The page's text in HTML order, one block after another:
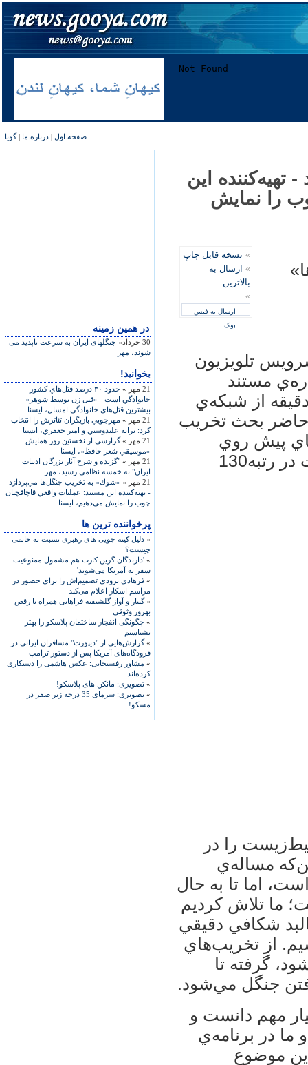
صفحه اول | درباره ما |گویا
در همين زمينه
30 خرداد»
جنگلهای ایران به سرعت ناپدید می
شوند، مهر
بخوانید!
21 مهر »
حدود ۳۰ درصد قتل‌هاي كشور
خانوادگي است - «قتل زن توسط شوهر»
بيشترين قتل‌هاي خانوادگي امسال، ايسنا
21 مهر »
مهرجويي بازيگران تئاترش را انتخاب
كرد: ترانه عليدوستي و امير جعفري، ايسنا
21 مهر »
گزارشي از نخستين روز همايش
«موسيقي شعر حافظ»، ايسنا
21 مهر »
"گزیده و شرح آثار بزرگان ادبیات
ایران" به خمسه نظامی رسید، مهر
21 مهر »
«شوك» به تخريب جنگل‌ها مي‌پردازد‌
- تهيه‌كننده اين مستند: عمليات واقعي قاچاقچيان
چوب را نمايش مي‌دهيم، ايسنا
پرخواننده ترین ها
» دلیل کینه جویی های رهبری نسبت به خاتمی
چیست؟
» 'دارندگان گرین کارت هم مشمول ممنوعیت
سفر به آمریکا می‌شوند'
» فرهادی بزودی تصمیم‌اش را برای حضور در
مراسم اسکار اعلام می‌کند
»گیتار و آواز گلشیفته فراهانی همراه با رقص
بهروز وثوقی
» چگونگی انفجار ساختمان پلاسکو را بهتر
بشناسیم
»گزارش‌هایی از "دیپورت" مسافران ایرانی در
فرودگاه‌های آمریکا پس از دستور ترامپ
» مشاور رفسنجانی: عکس هاشمی را دستکاری
کرده‌اند
» تصویری: مانکن های پلاسکو!
»
تصویری: سرمای 35 درجه زیر صفر در
مسکو!
اين
را نمايش
» نسخه قابل چاپ
» ارسال به
بالاترین
»
ارسال به فیس
بوک
تلويزيون
مستند
كه پنج‌شنبه‌ها ساعت 22 و 30 دقيقه از شبكه‌ي
بحث تخريب
پيش‌ روي
جامعه است و ايران از نظر محيط‌زيست در رتبه130
را در
مساله‌ي
اما تا به حال
ما تلاش كرديم
شكافي دقيقي
از تخريب‌هاي
گرفته تا
جنگل مي‌شود.
مهم دانست و
ما در برنامه‌ي
موضوع